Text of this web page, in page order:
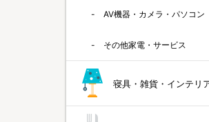
AV機器・カメラ・パソコン
その他家電・サービス
寝具・雑貨・インテリ